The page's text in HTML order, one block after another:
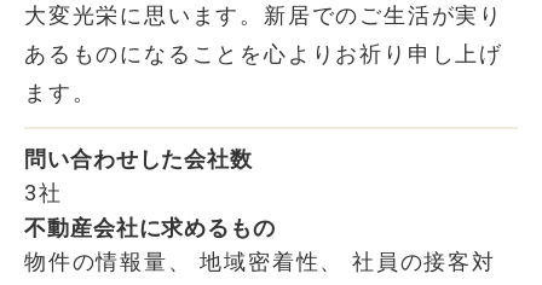
大変光栄に思います。新居でのご生活が実り
あるものになることを心よりお祈り申し上げ
ます。
問い合わせした会社数
3社
不動産会社に求めるもの
物件の情報量、 地域密着性、 社員の接客対